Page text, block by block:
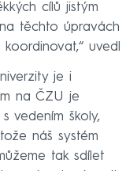
cílů jistým
těchto úpravách
uvedl
je i
na ČZU je
vedením školy,
náš systém
tak sdílet